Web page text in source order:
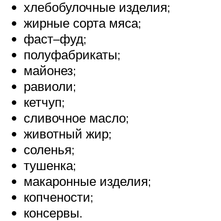
хлебобулочные изделия;
жирные сорта мяса;
фаст–фуд;
полуфабрикаты;
майонез;
равиоли;
кетчуп;
сливочное масло;
животный жир;
соленья;
тушенка;
макаронные изделия;
копчености;
консервы.